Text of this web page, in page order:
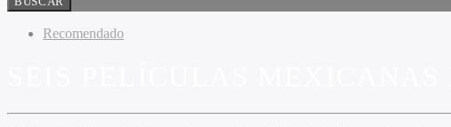
Recomendado